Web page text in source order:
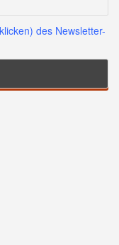
des Newsletter-